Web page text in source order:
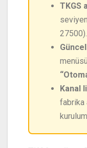
TKGS
27500).
Kanal
fabrika